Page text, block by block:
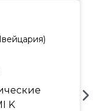
)
K